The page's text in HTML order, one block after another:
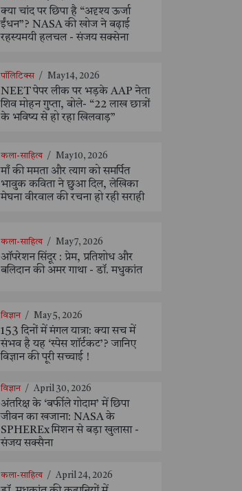
क्या चांद पर छिपा है “अदृश्य ऊर्जा
ईंधन”? NASA की खोज ने बढ़ाई
रहस्यमयी हलचल - संजय सक्सेना
पॉलिटिक्स / May 14, 2026
NEET पेपर लीक पर भड़के AAP नेता
शिव मोहन गुप्ता, बोले- “22 लाख छात्रों
के भविष्य से हो रहा खिलवाड़”
कला-साहित्य / May 10, 2026
माँ की ममता और त्याग को समर्पित
भावुक कविता ने छुआ दिल, लेखिका
मेघना वीरवाल की रचना हो रही सराही
कला-साहित्य / May 7, 2026
ऑपरेशन सिंदूर : प्रेम, प्रतिशोध और
बलिदान की अमर गाथा - डॉ. मधुकांत
विज्ञान / May 5, 2026
153 दिनों में मंगल यात्रा: क्या सच में
संभव है यह ‘स्पेस शॉर्टकट’? जानिए
विज्ञान की पूरी सच्चाई !
विज्ञान / April 30, 2026
अंतरिक्ष के ‘बर्फीले गोदाम’ में छिपा
जीवन का खजाना: NASA के
SPHEREx मिशन से बड़ा खुलासा -
संजय सक्सैना
कला-साहित्य / April 24, 2026